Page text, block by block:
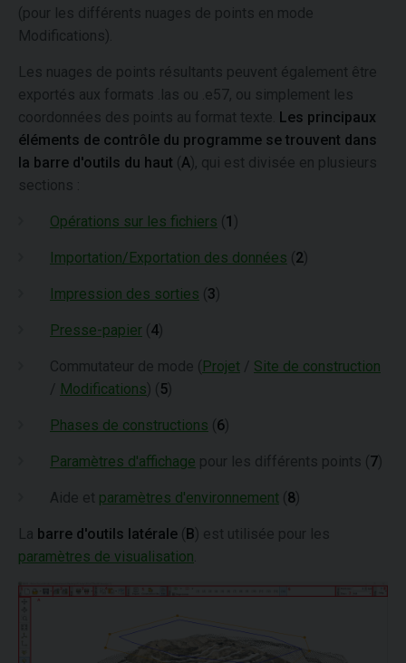
(pour les différents nuages de points en mode
Modifications).
Les nuages de points résultants peuvent également être
exportés aux formats .las ou .e57, ou simplement les
coordonnées des points au format texte. Les principaux
éléments de contrôle du programme se trouvent dans
la barre d'outils du haut (A), qui est divisée en plusieurs
sections :
Opérations sur les fichiers ( 1 )
Importation/Exportation des données ( 2)
Impression des sorties ( 3)
Presse-papier ( 4)
Commutateur de mode ( Projet / Site de construction
/ Modifications) ( 5)
Phases de constructions ( 6)
Paramètres d'affichage pour les différents points ( 7)
Aide et paramètres d'environnement ( 8)
La barre d'outils latérale ( B) est utilisée pour les
paramètres de visualisation